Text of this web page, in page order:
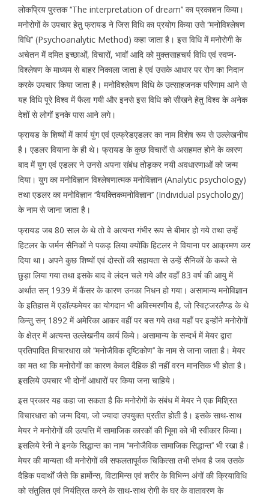
लोकप्रिय पुस्तक ‘‘The interpretation of dream’’ का प्रकाशन किया।
मनोरोगों के उपचार हेतु फ्रायड ने जिस विधि का प्रयोग किया उसे ‘‘मनोविश्लेषण
विधि’’ (Psychoanalytic Method) कहा जाता है। इस विधि में मनोरोगी के
अचेतन में दमित इच्छाओं, विचारों, भावों आदि को मुक्तसाहचर्य विधि एवं स्वप्न-
विश्लेषण के माध्यम से बाहर निकाला जाता हे एवं उसके आधार पर रोग का निदान
करके उपचार किया जाता है। मनोविश्लेषण विधि के उत्साहजनक परिणाम आने से
यह विधि पूरे विश्व में फैला गयी और इनसे इस विधि को सीखने हेतु विश्व के अनेक
देशों से लोगों इनके पास आने लगे।
फ्रायड के शिष्यों में कार्य युंग एवं एल्फ्रेडएडलर का नाम विशेष रूप से उल्लेखनीय
है। एडलर वियाना के ही थे। फ्रायड के कुछ विचारों से असहमत होने के कारण
बाद में युग एवं एडलर ने उनसे अपना संबंध तोड़कर नयी अवधारणाओं को जन्म
दिया। युग का मनोविज्ञान विश्लेषणात्मक मनोविज्ञान (Analytic psychology)
तथा एडलर का मनोविज्ञान ‘‘वैयक्तिकमनोविज्ञान’’ (Individual psychology)
के नाम से जाना जाता है।
फ्रायड जब 80 साल के थे तो वे अत्यन्त गंभीर रूप से बीमार हो गये तथा उन्हें
हिटलर के जर्मन सैनिकों ने पकड़ लिया क्योंकि हिटलर ने वियाना पर आक्रमण कर
दिया था। अपने कुछ शिष्यों एवं दोस्तों की सहायता से उन्हें सैनिकों के कब्जे से
छुड़ा लिया गया तथा इसके बाद वे लंदन चले गये और वहाँ 83 वर्ष की आयु में
अर्थात सन् 1939 में कैंसर के कारण उनका निधन हो गया। असामान्य मनोविज्ञान
के इतिहास में एडॉल्फमेयर का योगदान भी अविस्मरणीय है, जो स्विट्जरलैण्ड के थे
किन्तु सन् 1892 में अमेरिका आकर वहीं पर बस गये तथा यहाँ पर इन्होंने मनोरोगों
के क्षेत्र में अत्यन्त उल्लेखनीय कार्य किये। असामान्य के सन्दर्भ में मेयर द्वारा
प्रतिपादित विचारधारा को ‘‘मनोजैविक दृष्टिकोण’’ के नाम से जाना जाता है। मेयर
का मत था कि मनोरोगों का कारण केवल दैहिक ही नहीं वरन मानसिक भी होता है।
इसलिये उपचार भी दोनों आधारों पर किया जना चाहिये।
इस प्रकार यह कहा जा सकता है कि मनोरोगों के संबंध में मेयर ने एक मिश्रित
विचारधारा को जन्म दिया, जो ज्यादा उपयुक्त प्रतीत होती है। इसके साथ-साथ
मेयर ने मनोरोगों की उत्पत्ति में सामाजिक कारकों की भूिमा को भी स्वीकार किया।
इसलिये रेनी ने इनके सिद्धान्त का नाम ‘‘मनोजैविक सामाजिक सिद्धान्त’’ भी रखा है।
मेयर की मान्यता थी मनोरोगों की सफलतापूर्वक चिकित्सा तभी संभव है जब उसके
दैहिक पदार्थों जैसे कि हार्मोन्स, विटामिन्स एवं शरीर के विभिन्न अंगों की क्रियाविधि
को संतुलित एवं नियंत्रित करने के साथ-साथ रोगी के घर के वातावरण के